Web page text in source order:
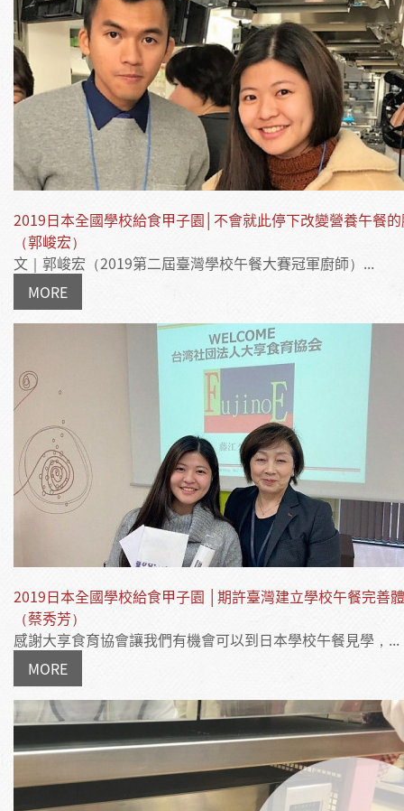
2019日本全國學校給食甲子園│不會就此停下改變營養午餐
（郭峻宏）
文｜郭峻宏（2019第二屆臺灣學校午餐大賽冠軍廚師）...
MORE
2019日本全國學校給食甲子園 │期許臺灣建立學校午餐完善
（蔡秀芳）
感謝大享食育協會讓我們有機會可以到日本學校午餐見學，...
MORE